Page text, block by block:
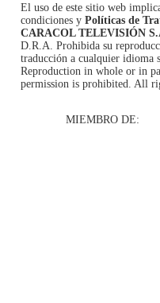
El uso de este sitio web
condiciones y Políticas de
CARACOL TELEVISIÓN
D.R.A. Prohibida su
traducción a cualquier idioma
Reproduction in whole or in
permission is prohibited. All
MIEMBRO DE: